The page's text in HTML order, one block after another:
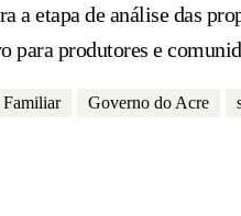
a etapa de análise das
produtores e
Governo do Acre